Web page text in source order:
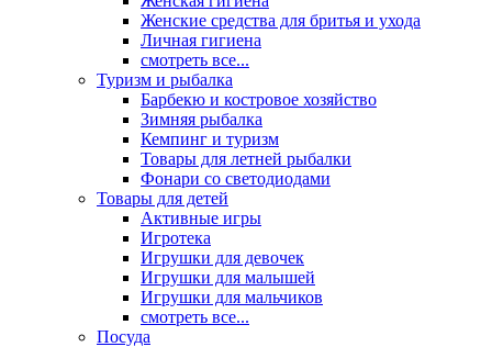
Женские средства для бритья и ухода
Личная гигиена
смотреть все...
Туризм и рыбалка
Барбекю и костровое хозяйство
Зимняя рыбалка
Кемпинг и туризм
Товары для летней рыбалки
Фонари со светодиодами
Товары для детей
Активные игры
Игротека
Игрушки для девочек
Игрушки для малышей
Игрушки для мальчиков
смотреть все...
Посуда